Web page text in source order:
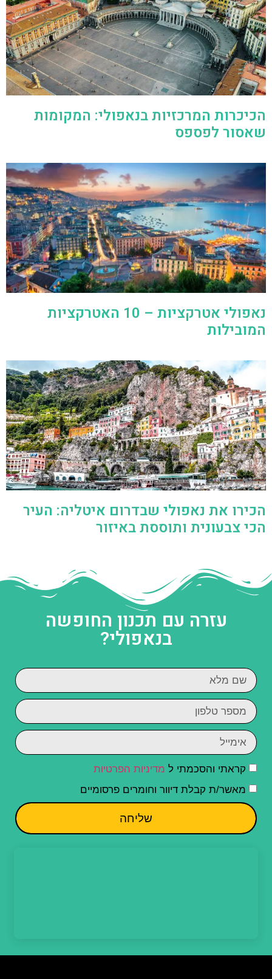
הכיכרות המרכזיות בנאפולי: המקומות
שאסור לפספס
נאפולי אטרקציות – 10 האטרקציות
המובילות
הכירו את נאפולי שבדרום איטליה: העיר
הכי צבעונית ותוססת באיזור
עזרה עם תכנון החופשה
בנאפולי?
קראתי והסכמתי ל מדיניות הפרטיות
מאשר/ת קבלת דיוור וחומרים פרסומיים
שליחה